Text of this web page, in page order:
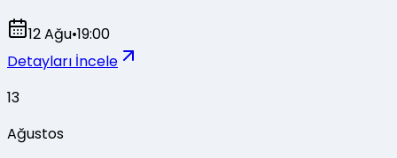
12 Ağu•19:00
Detayları İncele
13
Ağustos